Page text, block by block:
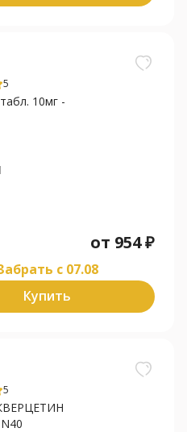
5
10мг -
от 954₽
c 07.08
Купить
5